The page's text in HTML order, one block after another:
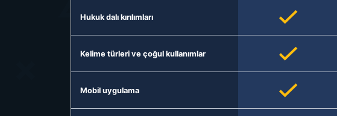
Hukuk dalı kırılımları
Kelime türleri ve çoğul kullanımlar
Mobil uygulama